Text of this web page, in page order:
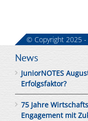
News
JuniorNOTES
Erfolgsfaktor?
75 Jahre
Engagement mit
© Copyright 2025 -